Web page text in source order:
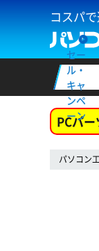
コスパ
セー
ル・
キャ
ンペ
ーン
PCパ
パソコン